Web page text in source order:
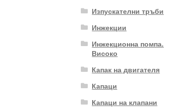
Изпускателни тръби
Инжекции
Инжекционна помпа.
Високо
Капак на двигателя
Капаци
Капаци на клапани